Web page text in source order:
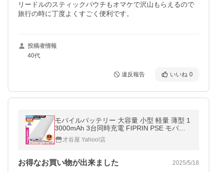
リードルのスティックパウチもオマケで沢山もらえるので
投稿者情報
40代
違反報告 いいね 0
モバイルバッテリー 大容量 小型 軽量 薄型 1
3000mAh 3台同時充電 FIPRIN PSE モバ充
スマホ iPhone 17 16 15 Android meta quest
ポイント利用 タイプc
才谷屋 Yahoo!店
お得なお買い物が出来ました 2025/5/18